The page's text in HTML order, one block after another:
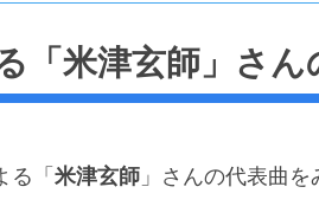
「米津玄師」さん
る「 米津玄師 」さんの代表曲